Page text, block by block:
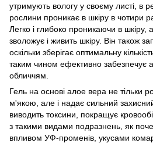
утримують вологу у своєму листі, в
рослини проникає в шкіру в чотири
Легко і глибоко проникаючи в шкіру,
зволожує і живить шкіру. Він також
оскільки зберігає оптимальну
таким чином ефективно забезпечує
обличчям.
Гель на основі алое вера не тільки
м'якою, але і надає сильний
виводить токсини, покращує
з такими видами подразнень, як
впливом УФ-променів, укусами